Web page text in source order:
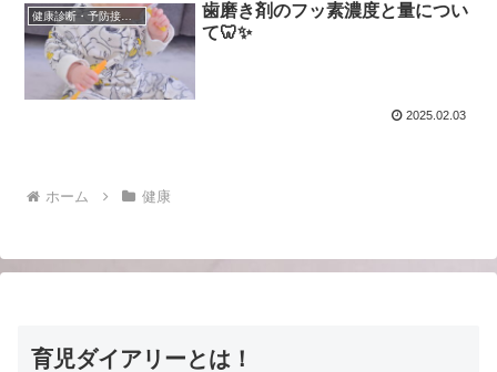
健康診断・予防接種・歯科検診
歯磨き剤のフッ素濃度と量につい
て🦷✨
2025.02.03
ホーム 健康
育児ダイアリーとは！